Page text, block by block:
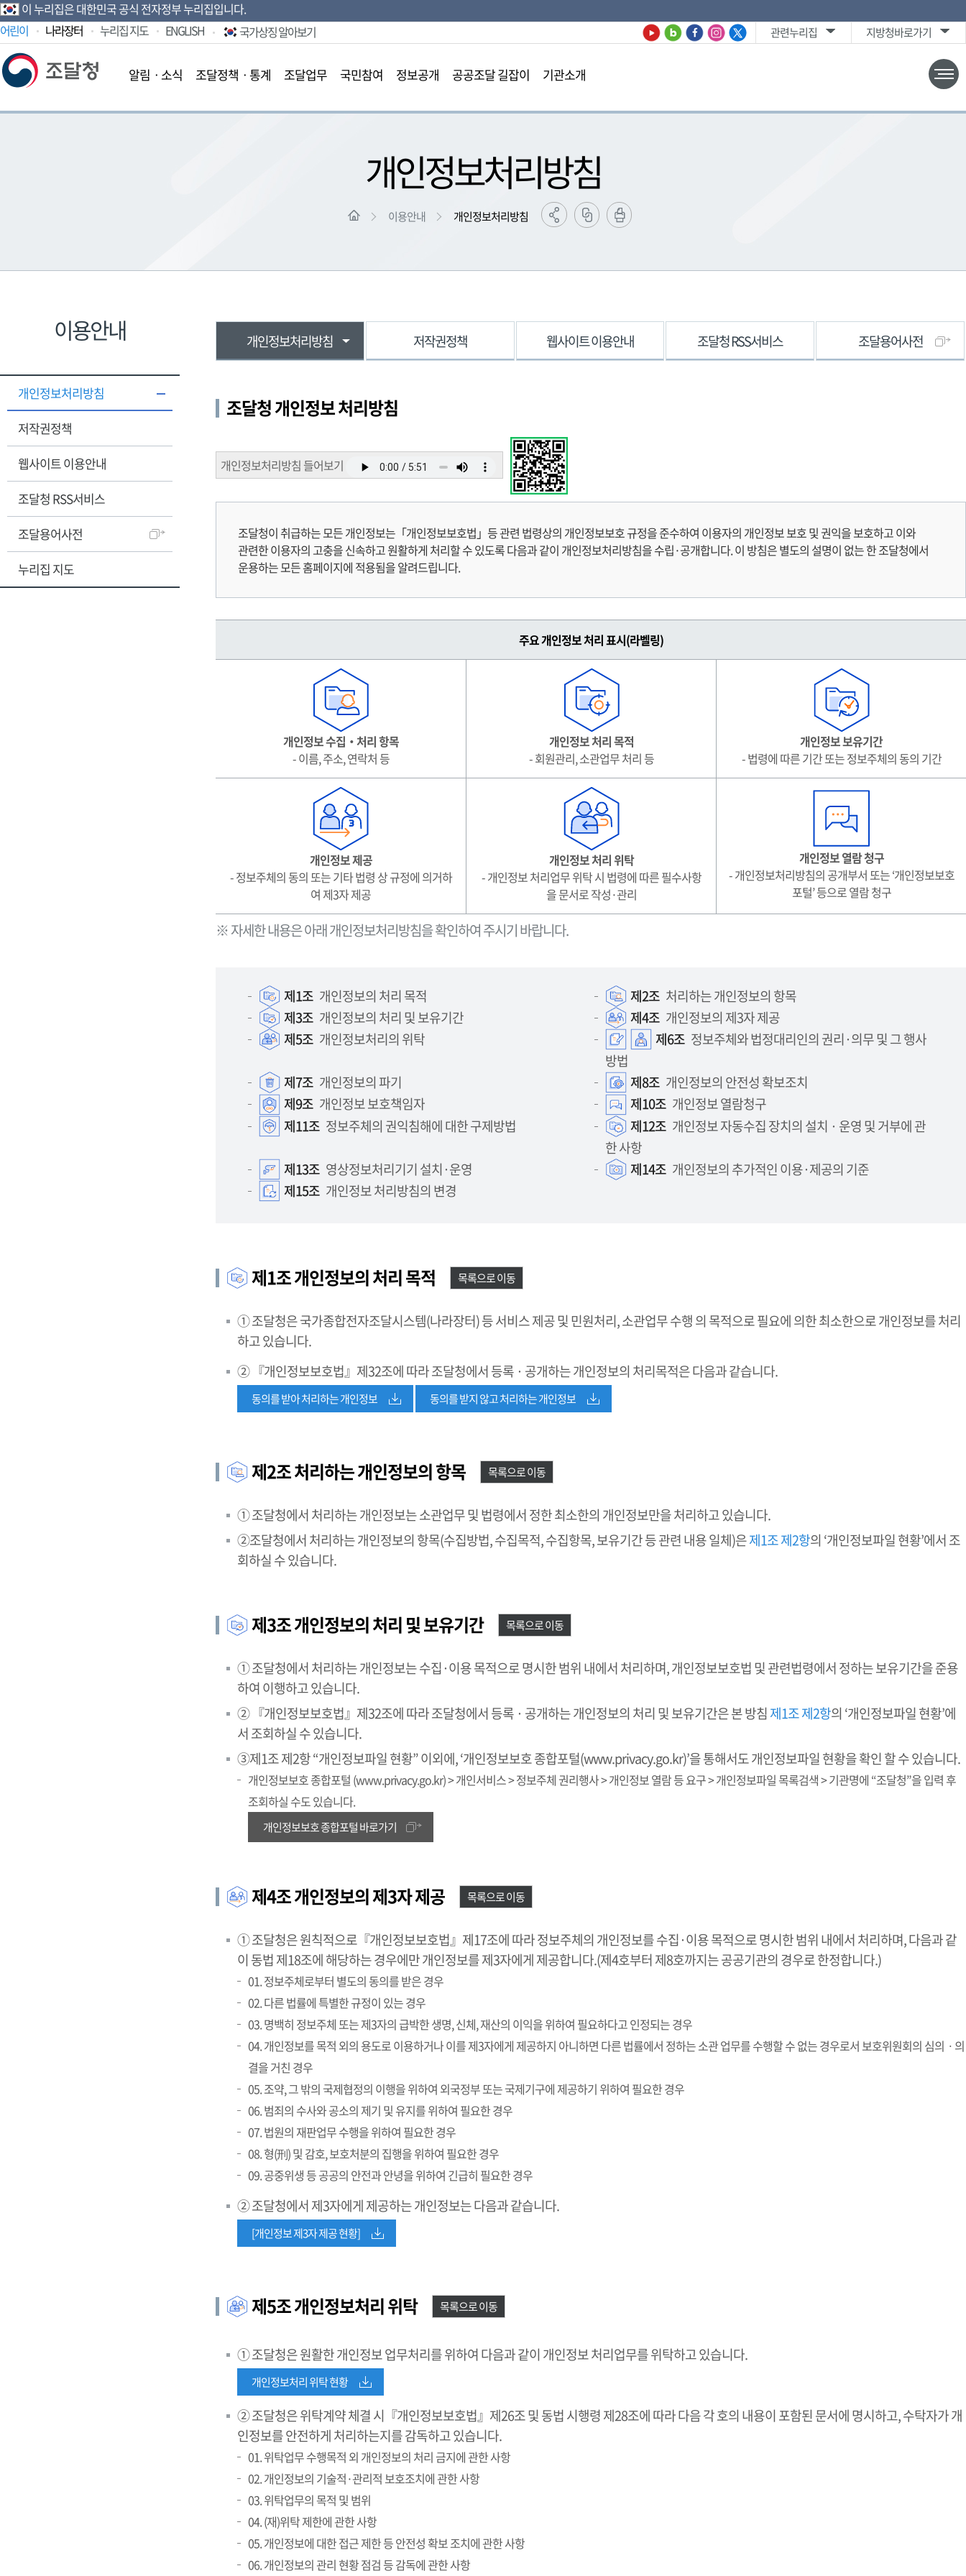
이 누리집은 대한민국 공식 전자정부 누리집입니다.
어린이
나라장터 누리집 지도 ENGLISH 국가상징 알아보기 관련누리집 지방청바로가기
알림ㆍ소식 조달정책ㆍ통계 조달업무 국민참여 정보공개 공공조달 길잡이 기관소개
개인정보처리방침
이용안내 개인정보처리방침
이용안내
개인정보처리방침
저작권정책
웹사이트 이용안내
조달청 RSS서비스
조달용어사전
누리집 지도
개인정보처리방침 저작권정책 웹사이트 이용안내 조달청 RSS서비스 조달용어사전
조달청 개인정보 처리방침
개인정보처리방침 들어보기
조달청이 취급하는 모든 개인정보는「개인정보보호법」등 관련 법령상의 개인정보보호 규정을 준수하여 이용자의 개인정보 보호 및 권익을 보호하고 이와
관련한 이용자의 고충을 신속하고 원활하게 처리할 수 있도록 다음과 같이 개인정보처리방침을 수립·공개합니다. 이 방침은 별도의 설명이 없는 한 조달청에서
운용하는 모든 홈페이지에 적용됨을 알려드립니다.
개
시
주요 개인정보 처리 표시(라벨링)
개인정보 수집‧처리 항목
- 이름, 주소, 연락처 등
개인정보 처리 목적
- 회원관리, 소관업무 처리 등
개인정보 보유기간
- 법령에 따른 기간 또는 정보주체의 동의 기간
개인정보 제공
- 정보주체의 동의 또는 기타 법령 상 규정에 의거하
여 제3자 제공
개인정보 처리 위탁
- 개인정보 처리업무 위탁 시 법령에 따른 필수사항
을 문서로 작성·관리
개인정보 열람 청구
- 개인정보처리방침의 공개부서 또는 ‘개인정보보호
포털’ 등으로 열람 청구
※ 자세한 내용은 아래 개인정보처리방침을 확인하여 주시기 바랍니다.
제1조 개인정보의 처리 목적 제2조 처리하는 개인정보의 항목
제3조 개인정보의 처리 및 보유기간 제4조 개인정보의 제3자 제공
제5조 개인정보처리의 위탁 제6조 정보주체와 법정대리인의 권리·의무 및 그 행사
방법
제7조 개인정보의 파기 제8조 개인정보의 안전성 확보조치
제9조 개인정보 보호책임자 제10조 개인정보 열람청구
제11조 정보주체의 권익침해에 대한 구제방법 제12조 개인정보 자동수집 장치의 설치 · 운영 및 거부에 관
한 사항
제13조 영상정보처리기기 설치·운영 제14조 개인정보의 추가적인 이용·제공의 기준
제15조 개인정보 처리방침의 변경
제1조 개인정보의 처리 목적 목록으로 이동
① 조달청은 국가종합전자조달시스템(나라장터) 등 서비스 제공 및 민원처리, 소관업무 수행 의 목적으로 필요에 의한 최소한으로 개인정보를 처리
하고 있습니다.
② 『개인정보보호법』제32조에 따라 조달청에서 등록 · 공개하는 개인정보의 처리목적은 다음과 같습니다.
동의를 받아 처리하는 개인정보 동의를 받지 않고 처리하는 개인정보
제2조 처리하는 개인정보의 항목 목록으로 이동
① 조달청에서 처리하는 개인정보는 소관업무 및 법령에서 정한 최소한의 개인정보만을 처리하고 있습니다.
②조달청에서 처리하는 개인정보의 항목(수집방법, 수집목적, 수집항목, 보유기간 등 관련 내용 일체)은제1조 제2항의 ‘개인정보파일 현황’에서 조
회하실 수 있습니다.
제3조 개인정보의 처리 및 보유기간 목록으로 이동
① 조달청에서 처리하는 개인정보는 수집·이용 목적으로 명시한 범위 내에서 처리하며, 개인정보보호법 및 관련법령에서 정하는 보유기간을 준용
하여 이행하고 있습니다.
② 『개인정보보호법』제32조에 따라 조달청에서 등록 · 공개하는 개인정보의 처리 및 보유기간은 본 방침제1조 제2항의 ‘개인정보파일 현황’에
서 조회하실 수 있습니다.
③제1조 제2항 “개인정보파일 현황” 이외에, ‘개인정보보호 종합포털(www.privacy.go.kr)’을 통해서도 개인정보파일 현황을 확인 할 수 있습니다.
개인정보보호 종합포털 (www.privacy.go.kr) > 개인서비스 > 정보주체 권리행사 > 개인정보 열람 등 요구 > 개인정보파일 목록검색 > 기관명에 “조달청”을 입력 후
조회하실 수도 있습니다.
개인정보보호 종합포털 바로가기
제4조 개인정보의 제3자 제공 목록으로 이동
① 조달청은 원칙적으로『개인정보보호법』제17조에 따라 정보주체의 개인정보를 수집·이용 목적으로 명시한 범위 내에서 처리하며, 다음과 같
이 동법 제18조에 해당하는 경우에만 개인정보를 제3자에게 제공합니다.(제4호부터 제8호까지는 공공기관의 경우로 한정합니다.)
01. 정보주체로부터 별도의 동의를 받은 경우
02. 다른 법률에 특별한 규정이 있는 경우
03. 명백히 정보주체 또는 제3자의 급박한 생명, 신체, 재산의 이익을 위하여 필요하다고 인정되는 경우
04. 개인정보를 목적 외의 용도로 이용하거나 이를 제3자에게 제공하지 아니하면 다른 법률에서 정하는 소관 업무를 수행할 수 없는 경우로서 보호위원회의 심의ㆍ의
결을 거친 경우
05. 조약, 그 밖의 국제협정의 이행을 위하여 외국정부 또는 국제기구에 제공하기 위하여 필요한 경우
06. 범죄의 수사와 공소의 제기 및 유지를 위하여 필요한 경우
07. 법원의 재판업무 수행을 위하여 필요한 경우
08. 형(刑) 및 감호, 보호처분의 집행을 위하여 필요한 경우
09. 공중위생 등 공공의 안전과 안녕을 위하여 긴급히 필요한 경우
② 조달청에서 제3자에게 제공하는 개인정보는 다음과 같습니다.
[개인정보 제3자 제공 현황]
제5조 개인정보처리 위탁 목록으로 이동
① 조달청은 원활한 개인정보 업무처리를 위하여 다음과 같이 개인정보 처리업무를 위탁하고 있습니다.
개인정보처리 위탁 현황
② 조달청은 위탁계약 체결 시『개인정보보호법』제26조 및 동법 시행령 제28조에 따라 다음 각 호의 내용이 포함된 문서에 명시하고, 수탁자가 개
인정보를 안전하게 처리하는지를 감독하고 있습니다.
01. 위탁업무 수행목적 외 개인정보의 처리 금지에 관한 사항
02. 개인정보의 기술적·관리적 보호조치에 관한 사항
03. 위탁업무의 목적 및 범위
04. (재)위탁 제한에 관한 사항
05. 개인정보에 대한 접근 제한 등 안전성 확보 조치에 관한 사항
06. 개인정보의 관리 현황 점검 등 감독에 관한 사항